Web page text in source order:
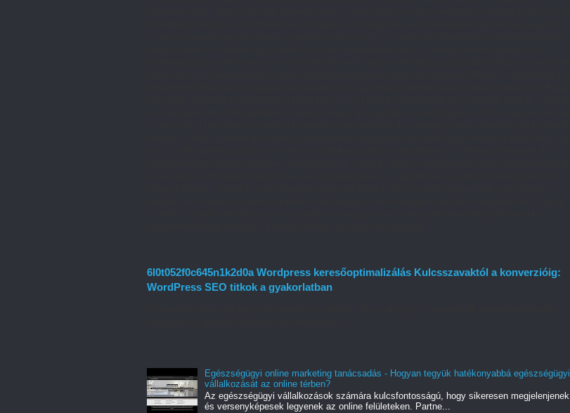
6l0t052f0c645n1k2d0a Wordpress keresőoptimalizálás Kulcsszavaktól a konverzióig:
WordPress SEO titkok a gyakorlatban
Egészségügyi online marketing tanácsadás - Hogyan tegyük hatékonyabbá egészségügyi
vállalkozását az online térben?
Az egészségügyi vállalkozások számára kulcsfontosságú, hogy sikeresen megjelenjenek
és versenyképesek legyenek az online felületeken. Partne...